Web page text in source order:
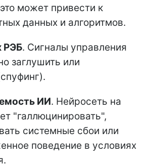
может привести к
данных и алгоритмов.
РЭБ. Сигналы управления
заглушить или
ИИ. Нейросеть на
"галлюцинировать",
системные сбои или
поведение в условиях